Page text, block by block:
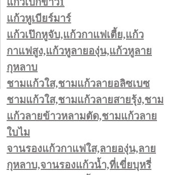
แก้วหูเบียร์มาร์
แก้วเป๊กหูจับ,แก้วกาแฟเตี้ย,แก้ว
กาแฟสูง,แก้วหูลายองุ่น,แก้วหูลาย
กุหลาบ
ชามแก้วใส,ชามแก้วลายอลิซเบซ
ชามแก้วใส,ชามแก้วลายสายรุ้ง,ชาม
แก้วลายข้าวหลามตัด,ชามแก้วลาย
ใบไม
จานรองแก้วกาแฟใส,ลายองุ่น,ลาย
กุหลาบ,จานรองแก้วน้ำ,ที่เขี่ยบุหรี่